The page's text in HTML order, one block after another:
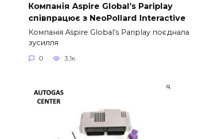
Компанія Aspire Global’s Pariplay
співпрацює з NeoPollard Interactive
Компанія Aspire Global’s Pariplay поєднала
зусилля
0 3,1к.